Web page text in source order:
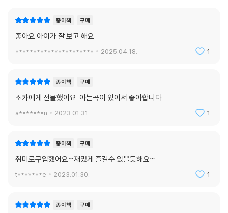
종이책 구매
좋아요 아이가 잘 보고 해요
********************** 2025.04.18. 1
종이책 구매
조카에게 선물했어요. 아는곡이 있어서 좋아합니다.
a*******n 2023.01.31. 1
종이책 구매
취미로구입했어요~재밌게 즐길수 있을듯해요~
t*******e 2023.01.30. 1
종이책 구매